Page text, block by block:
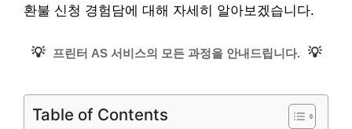
환불 신청 경험담에 대해 자세히 알아보겠습니다.
💡 프린터 AS 서비스의 모든 과정을 안내드립니다. 💡
Table of Contents